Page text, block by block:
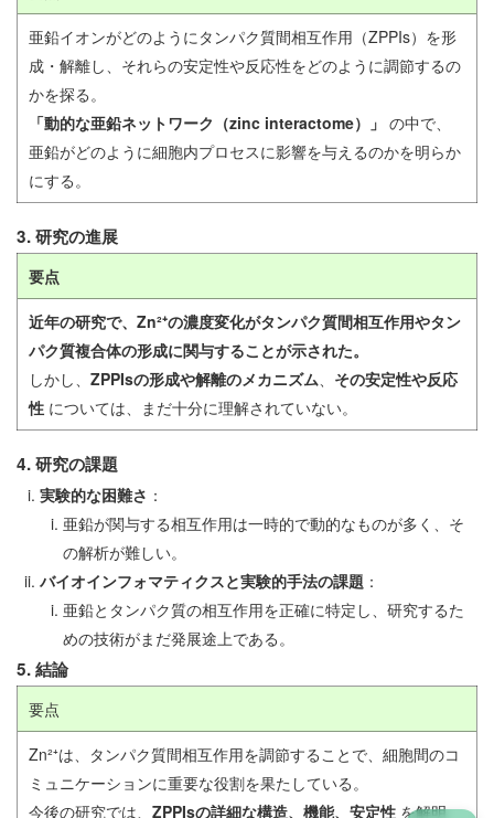
亜鉛イオンがどのようにタンパク質間相互作用（ZPPIs）を形
成・解離し、それらの安定性や反応性をどのように調節するの
かを探る。
「動的な亜鉛ネットワーク（zinc interactome）」 の中で、
亜鉛がどのように細胞内プロセスに影響を与えるのかを明らか
にする。
3. 研究の進展
要点
近年の研究で、Zn²⁺の濃度変化がタンパク質間相互作用やタン
パク質複合体の形成に関与することが示された。
しかし、 ZPPIsの形成や解離のメカニズム
その安定性や反応
性 については、まだ十分に理解されていない。
4. 研究の課題
実験的な困難さ ：
亜鉛が関与する相互作用は一時的で動的なものが多く、そ
の解析が難しい。
バイオインフォマティクスと実験的手法の課題 ：
亜鉛とタンパク質の相互作用を正確に特定し、研究するた
めの技術がまだ発展途上である。
5. 結論
要点
Zn²⁺は、タンパク質間相互作用を調節することで、細胞間のコ
ミュニケーションに重要な役割を果たしている。
今後の研究では、 ZPPIsの詳細な構造、機能、安定性 を解明